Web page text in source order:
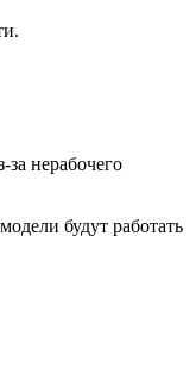
нерабочего
будут работать